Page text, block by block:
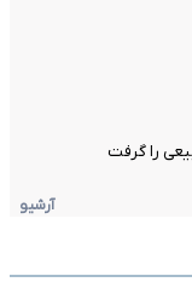
را گرفت
آرشیو